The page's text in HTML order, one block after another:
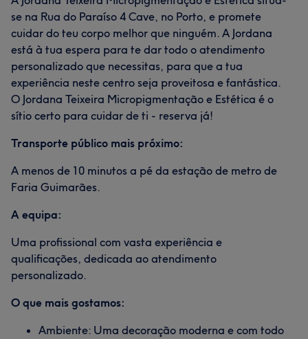
se na Rua do Paraíso 4 Cave, no Porto, e promete
cuidar do teu corpo melhor que ninguém. A Jordana
está à tua espera para te dar todo o atendimento
personalizado que necessitas, para que a tua
experiência neste centro seja proveitosa e fantástica.
O Jordana Teixeira Micropigmentação e Estética é o
sítio certo para cuidar de ti - reserva já!
Transporte público mais próximo:
A menos de 10 minutos a pé da estação de metro de
Faria Guimarães.
A equipa:
Uma profissional com vasta experiência e
qualificações, dedicada ao atendimento
personalizado.
O que mais gostamos:
Ambiente: Uma decoração moderna e com todo